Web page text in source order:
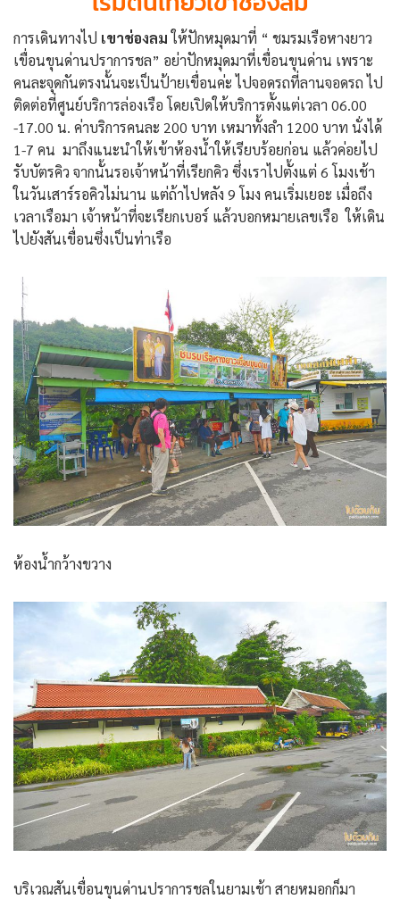
การเดินทางไป เขาช่องลมให้ปักหมุดมาที่ “ ชมรมเรือหางยาว
เขื่อนขุนด่านปราการชล” อย่าปักหมุดมาที่เขื่อนขุนด่าน เพราะ
คนละจุดกันตรงนั้นจะเป็นป้ายเขื่อนค่ะ ไปจอดรถที่ลานจอดรถ ไป
ติดต่อที่ศูนย์บริการล่องเรือ โดยเปิดให้บริการตั้งแต่เวลา 06.00
-17.00 น. ค่าบริการคนละ 200 บาท เหมาทั้งลำ 1200 บาท นั่งได้
1-7 คน มาถึงแนะนำให้เข้าห้องน้ำให้เรียบร้อยก่อน แล้วค่อยไป
รับบัตรคิว จากนั้นรอเจ้าหน้าที่เรียกคิว ซึ่งเราไปตั้งแต่ 6 โมงเช้า
ในวันเสาร์รอคิวไม่นาน แต่ถ้าไปหลัง 9 โมง คนเริ่มเยอะ เมื่อถึง
เวลาเรือมา เจ้าหน้าที่จะเรียกเบอร์ แล้วบอกหมายเลขเรือ ให้เดิน
ไปยังสันเขื่อนซึ่งเป็นท่าเรือ
ห้องน้ำกว้างขวาง
บริเวณสันเขื่อนขุนด่านปราการชลในยามเช้า สายหมอกก็มา